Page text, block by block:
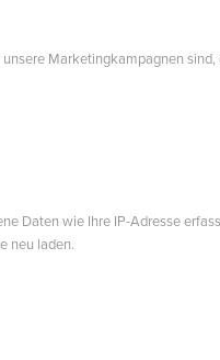
Marketingkampagnen sind,
Daten wie Ihre IP-Adresse
neu laden.